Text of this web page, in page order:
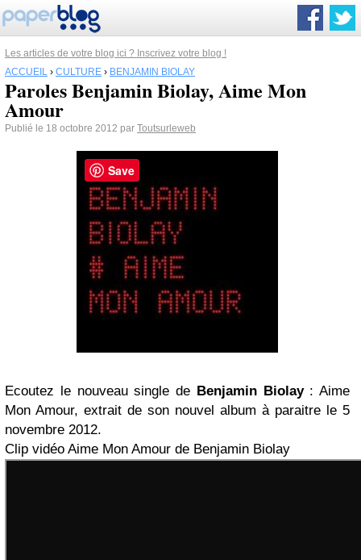
Les articles de votre blog ici ? Inscrivez votre blog !
ACCUEIL › CULTURE › BENJAMIN BIOLAY
Paroles Benjamin Biolay, Aime Mon
Amour
Publié le 18 octobre 2012 par Toutsurleweb
Ecoutez le nouveau single de Benjamin Biolay: Aime
Mon Amour, extrait de son nouvel album à paraitre le 5
novembre 2012.
Clip vidéo Aime Mon Amour de Benjamin Biolay
Save